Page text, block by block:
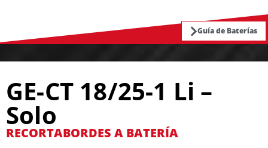
Guía de Baterías
GE-CT 18/25-1 Li –
Solo
RECORTABORDES A BATERÍA